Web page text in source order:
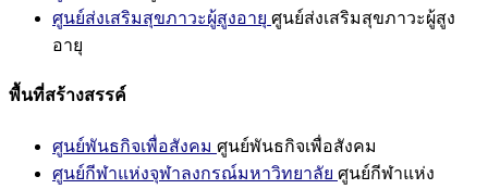
ศูนย์ส่งเสริมสุขภาวะผู้สูงอายุ ศูนย์ส่งเสริมสุขภาวะผู้สูง
อายุ
พื้นที่สร้างสรรค์
ศูนย์พันธกิจเพื่อสังคม ศูนย์พันธกิจเพื่อสังคม
ศูนย์กีฬาแห่งจุฬาลงกรณ์มหาวิทยาลัย ศูนย์กีฬาแห่ง